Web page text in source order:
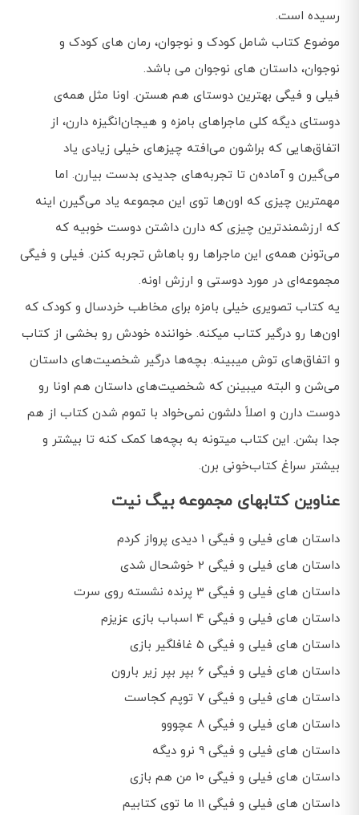
رسیده است.
موضوع کتاب شامل کودک و نوجوان، رمان های کودک و
نوجوان، داستان های نوجوان می باشد.
فیلی و فیگی بهترین دوستای هم هستن. اونا مثل همه‌ی
دوستای دیگه کلی ماجراهای بامزه و هیجان‌انگیزه دارن، از
اتفاق‌هایی که براشون می‌افته چیزهای خیلی زیادی یاد
می‌گیرن و آماده‌ن تا تجربه‌های جدیدی بدست بیارن. اما
مهمترین چیزی که اون‌ها توی این مجموعه یاد می‌گیرن اینه
که ارزشمندترین چیزی که دارن داشتن دوست خوبیه که
می‌تونن همه‌ی این ماجراها رو باهاش تجربه کنن. فیلی و فیگی
مجموعه‌ای در مورد دوستی و ارزش اونه.
یه کتاب تصویری خیلی بامزه برای مخاطب خردسال و کودک که
اون‌ها رو درگیر کتاب میکنه. خواننده خودش رو بخشی از کتاب
و اتفاق‌های توش میبینه. بچه‌ها درگیر شخصیت‌های داستان
می‌شن و البته میبینن که شخصیت‌های داستان هم اونا رو
دوست دارن و اصلاً دلشون نمی‌خواد با تموم شدن کتاب از هم
جدا بشن. این کتاب ميتونه به بچه‌ها کمک کنه تا بیشتر و
بیشتر سراغ کتاب‌خونی برن.
عناوین کتابهای مجموعه بیگ نیت
داستان های فیلی و فیگی 1 دیدی پرواز کردم
داستان های فیلی و فیگی 2 خوشحال شدی
داستان های فیلی و فیگی 3 پرنده نشسته روی سرت
داستان های فیلی و فیگی 4 اسباب بازی عزیزم
داستان های فیلی و فیگی 5 غافلگیر بازی
داستان های فیلی و فیگی 6 بپر بپر زیر بارون
داستان های فیلی و فیگی 7 توپم کجاست
داستان های فیلی و فیگی 8 عچووو
داستان های فیلی و فیگی 9 نرو دیگه
داستان های فیلی و فیگی 10 من هم بازی
داستان های فیلی و فیگی 11 ما توی کتابیم